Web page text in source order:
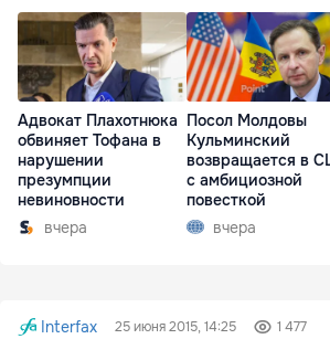
Адвокат Плахотнюка
обвиняет Тофана в
нарушении
презумпции
невиновности
вчера
Посол Молдовы
Кульминский
возвращается в
с амбициозной
повесткой
вчера
Interfax 25 июня 2015, 14:25 1 477